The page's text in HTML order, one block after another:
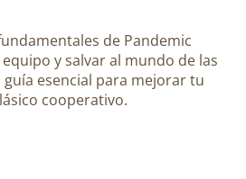
de Pandemic
y salvar al mundo de las
esencial para mejorar tu
cooperativo.